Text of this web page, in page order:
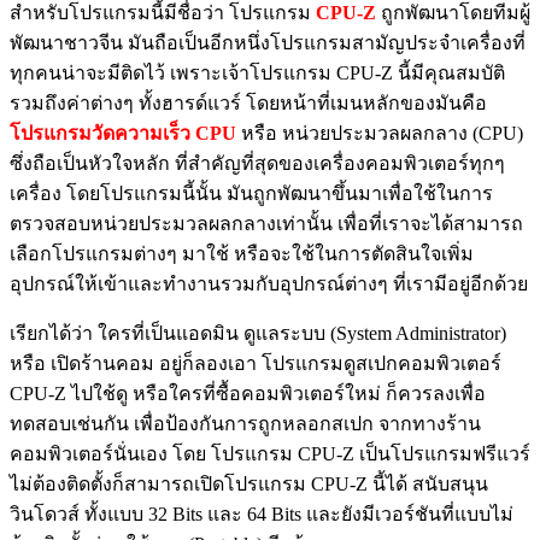
สำหรับโปรแกรมนี้มีชื่อว่า โปรแกรม CPU-Z ถูกพัฒนาโดยทีมผู้
พัฒนาชาวจีน มันถือเป็นอีกหนึ่งโปรแกรมสามัญประจำเครื่องที่
ทุกคนน่าจะมีติดไว้ เพราะเจ้าโปรแกรม CPU-Z นี้มีคุณสมบัติ
รวมถึงค่าต่างๆ ทั้งฮารด์แวร์ โดยหน้าที่เมนหลักของมันคือ
โปรแกรมวัดความเร็ว CPU หรือ หน่วยประมวลผลกลาง (CPU)
ซึ่งถือเป็นหัวใจหลัก ที่สำคัญที่สุดของเครื่องคอมพิวเตอร์ทุกๆ
เครื่อง โดยโปรแกรมนี้นั้น มันถูกพัฒนาขึ้นมาเพื่อใช้ในการ
ตรวจสอบหน่วยประมวลผลกลางเท่านั้น เพื่อที่เราจะได้สามารถ
เลือกโปรแกรมต่างๆ มาใช้ หรือจะใช้ในการตัดสินใจเพิ่ม
อุปกรณ์ให้เข้าและทำงานรวมกับอุปกรณ์ต่างๆ ที่เรามีอยู่อีกด้วย
เรียกได้ว่า ใครที่เป็นแอดมิน ดูแลระบบ (System Administrator)
หรือ เปิดร้านคอม อยู่ก็ลองเอา โปรแกรมดูสเปกคอมพิวเตอร์
CPU-Z ไปใช้ดู หรือใครที่ซื้อคอมพิวเตอร์ใหม่ ก็ควรลงเพื่อ
ทดสอบเช่นกัน เพื่อป้องกันการถูกหลอกสเปก จากทางร้าน
คอมพิวเตอร์นั่นเอง โดย โปรแกรม CPU-Z เป็นโปรแกรมฟรีแวร์
ไม่ต้องติดตั้งก็สามารถเปิดโปรแกรม CPU-Z นี้ได้ สนับสนุน
วินโดวส์ ทั้งแบบ 32 Bits และ 64 Bits และยังมีเวอร์ชันที่แบบไม่